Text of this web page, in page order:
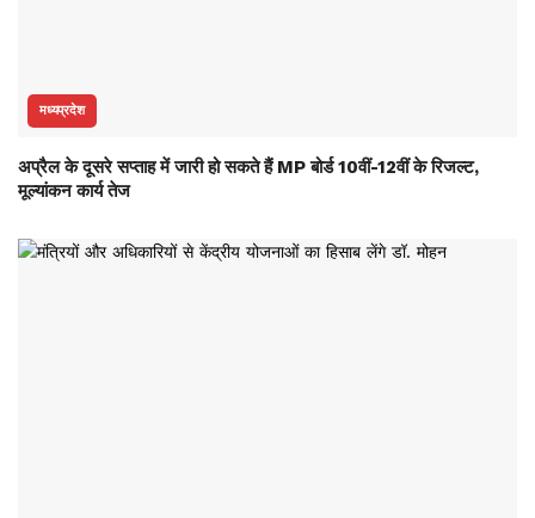
मध्यप्रदेश
अप्रैल के दूसरे सप्ताह में जारी हो सकते हैं MP बोर्ड 10वीं-12वीं के रिजल्ट,
मूल्यांकन कार्य तेज